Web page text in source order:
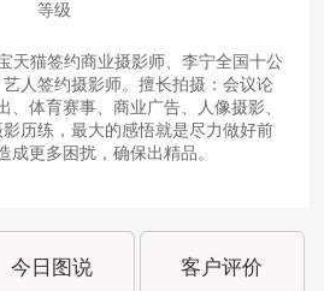
等级
天猫签约商业摄影师、李宁全国十公
人签约摄影师。擅长拍摄：会议论
、体育赛事、商业广告、人像摄影、
历练，最大的感悟就是尽力做好前
成更多困扰，确保出精品。
今日图说 客户评价